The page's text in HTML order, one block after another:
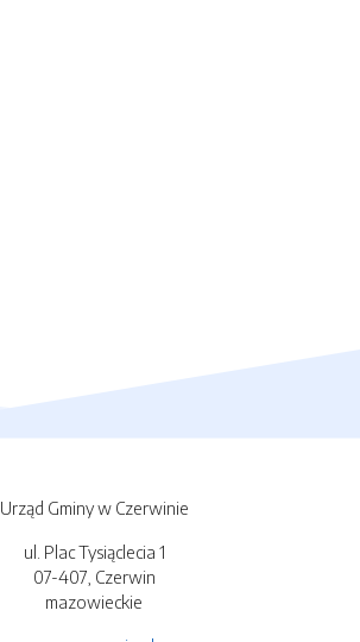
Urząd Gminy w Czerwinie
ul. Plac Tysiąclecia 1
07-407, Czerwin
mazowieckie